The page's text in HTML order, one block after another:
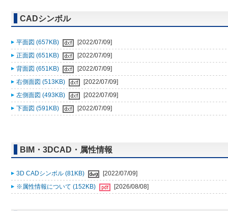
CADシンボル
平面図 (657KB)
[2022/07/09]
正面図 (651KB)
[2022/07/09]
背面図 (651KB)
[2022/07/09]
右側面図 (513KB)
[2022/07/09]
左側面図 (493KB)
[2022/07/09]
下面図 (591KB)
[2022/07/09]
BIM・3DCAD・属性情報
3D CADシンボル (81KB)
[2022/07/09]
※属性情報について (152KB)
[2026/08/08]